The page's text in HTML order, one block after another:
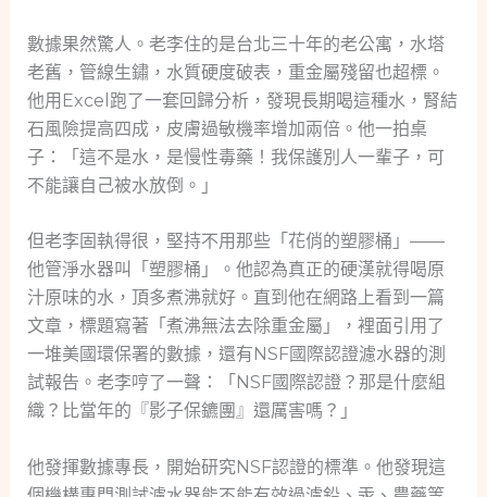
數據果然驚人。老李住的是台北三十年的老公寓，水塔
老舊，管線生鏽，水質硬度破表，重金屬殘留也超標。
他用Excel跑了一套回歸分析，發現長期喝這種水，腎結
石風險提高四成，皮膚過敏機率增加兩倍。他一拍桌
子：「這不是水，是慢性毒藥！我保護別人一輩子，可
不能讓自己被水放倒。」
但老李固執得很，堅持不用那些「花俏的塑膠桶」——
他管淨水器叫「塑膠桶」。他認為真正的硬漢就得喝原
汁原味的水，頂多煮沸就好。直到他在網路上看到一篇
文章，標題寫著「煮沸無法去除重金屬」，裡面引用了
一堆美國環保署的數據，還有NSF國際認證濾水器的測
試報告。老李哼了一聲：「NSF國際認證？那是什麼組
織？比當年的『影子保鑣團』還厲害嗎？」
他發揮數據專長，開始研究NSF認證的標準。他發現這